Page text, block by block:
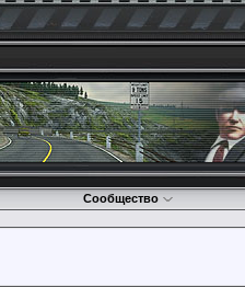
Сообщество